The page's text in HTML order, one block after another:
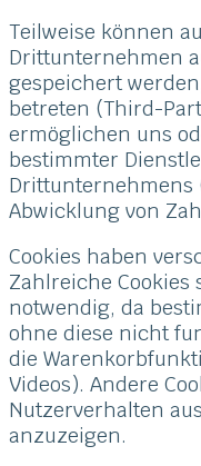
Teilweise können
Drittunternehmen
gespeichert
betreten (Third-
ermöglichen uns
bestimmter
Drittunternehmens
Abwicklung von
Cookies haben
Zahlreiche
notwendig, da
ohne diese nicht
die
Videos). Andere
Nutzerverhalten
anzuzeigen.